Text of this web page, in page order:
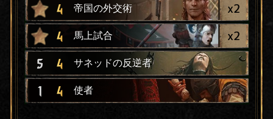
4 帝国の外交術 x2
4 馬上試合 x2
5 4 サネッドの反逆者
1 4 使者